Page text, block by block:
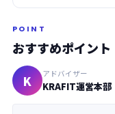
POINT
おすすめポイント
K アドバイザー
KRAFIT運営本部